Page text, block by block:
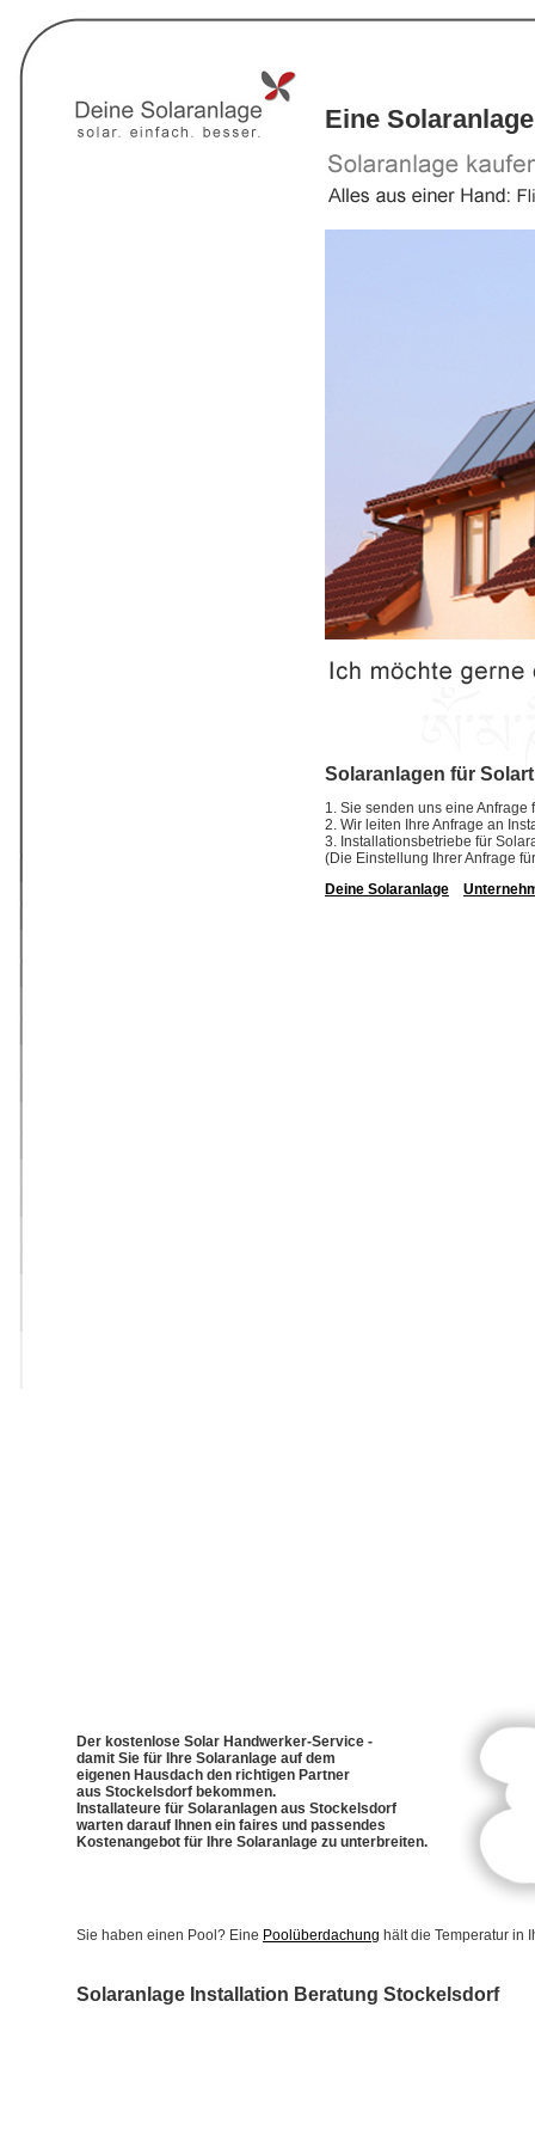
Eine
Solaranlagen für
1. Sie senden uns eine
2. Wir leiten Ihre Anfrage an
3. Installationsbetriebe für
(Die Einstellung Ihrer Anfrage
Deine Solaranlage
Der kostenlose Solar Handwerker-Service -
damit Sie für Ihre Solaranlage auf dem
eigenen Hausdach den richtigen Partner
aus Stockelsdorf bekommen.
Installateure für Solaranlagen aus Stockelsdorf
warten darauf Ihnen ein faires und passendes
Kostenangebot für Ihre Solaranlage zu unterbreiten.
Sie haben einen Pool? Eine Poolüberdachung hält die Temperatur in
Solaranlage Installation Beratung Stockelsdorf